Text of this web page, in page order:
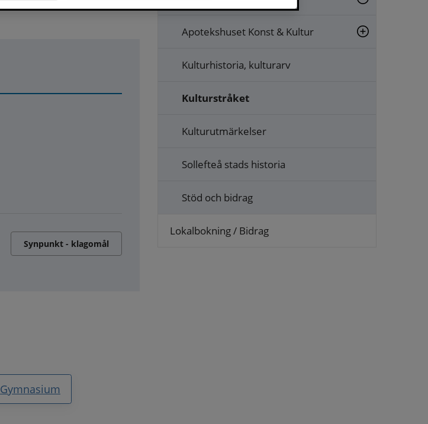
Synpunkt - klagomål
Gymnasium
Apotekshuset Konst & Kultur
Kulturhistoria, kulturarv
Kulturstråket
Kulturutmärkelser
Sollefteå stads historia
Stöd och bidrag
Lokalbokning / Bidrag